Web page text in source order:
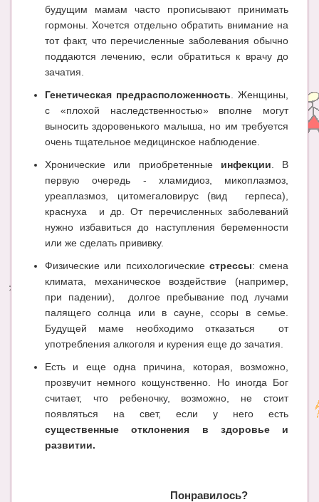
будущим мамам часто прописывают принимать
гормоны. Хочется отдельно обратить внимание на
тот факт, что перечисленные заболевания обычно
поддаются лечению, если обратиться к врачу до
зачатия.
Генетическая предрасположенность . Женщины,
с «плохой наследственностью» вполне могут
выносить здоровенького малыша, но им требуется
очень тщательное медицинское наблюдение.
Хронические или приобретенные инфекции . В
первую очередь - хламидиоз, микоплазмоз,
уреаплазмоз, цитомегаловирус (вид герпеса),
краснуха и др. От перечисленных заболеваний
нужно избавиться до наступления беременности
или же сделать прививку.
Физические или психологические стрессы: смена
климата, механическое воздействие (например,
при падении), долгое пребывание под лучами
палящего солнца или в сауне, ссоры в семье.
Будущей маме необходимо отказаться от
употребления алкоголя и курения еще до зачатия.
Есть и еще одна причина, которая, возможно,
прозвучит немного кощунственно. Но иногда Бог
считает, что ребеночку, возможно, не стоит
появляться на свет, если у него есть
существенные отклонения в здоровье и
развитии.
Понравилось?